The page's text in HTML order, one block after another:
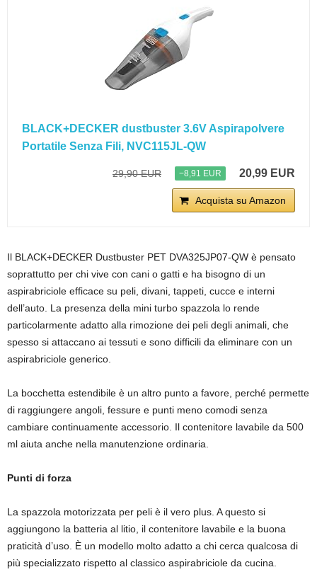
BLACK+DECKER dustbuster 3.6V Aspirapolvere
Portatile Senza Fili, NVC115JL-QW
29,90 EUR −8,91 EUR 20,99 EUR
Acquista su Amazon
Il BLACK+DECKER Dustbuster PET DVA325JP07-QW è pensato
soprattutto per chi vive con cani o gatti e ha bisogno di un
aspirabriciole efficace su peli, divani, tappeti, cucce e interni
dell’auto. La presenza della mini turbo spazzola lo rende
particolarmente adatto alla rimozione dei peli degli animali, che
spesso si attaccano ai tessuti e sono difficili da eliminare con un
aspirabriciole generico.
La bocchetta estendibile è un altro punto a favore, perché permette
di raggiungere angoli, fessure e punti meno comodi senza
cambiare continuamente accessorio. Il contenitore lavabile da 500
ml aiuta anche nella manutenzione ordinaria.
Punti di forza
La spazzola motorizzata per peli è il vero plus. A questo si
aggiungono la batteria al litio, il contenitore lavabile e la buona
praticità d’uso. È un modello molto adatto a chi cerca qualcosa di
più specializzato rispetto al classico aspirabriciole da cucina.